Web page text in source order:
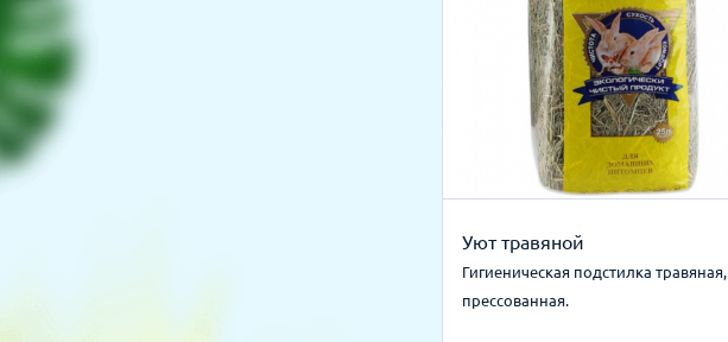
Уют травяной
Гигиеническая подстилка травяная,
прессованная.